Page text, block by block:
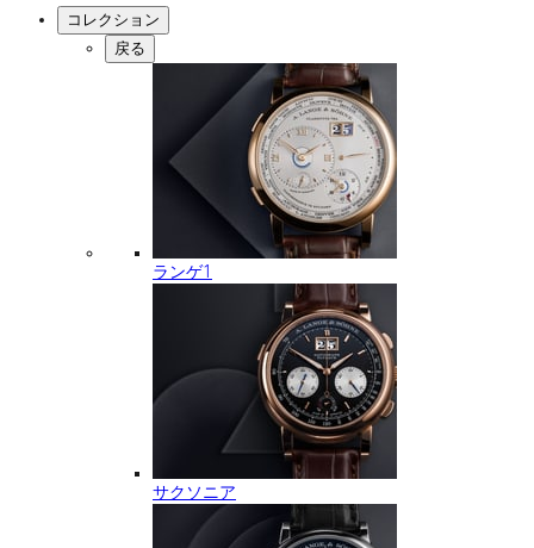
コレクション
戻る
ランゲ1
サクソニア